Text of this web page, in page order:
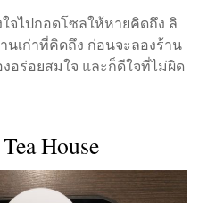
จไปกอดโซลให้หายคิดถึง ลิ
นเก่าที่คิดถึง ก่อนจะลองร้าน
อร่อยสมใจ และก็ดีใจที่ไม่ผิด
House